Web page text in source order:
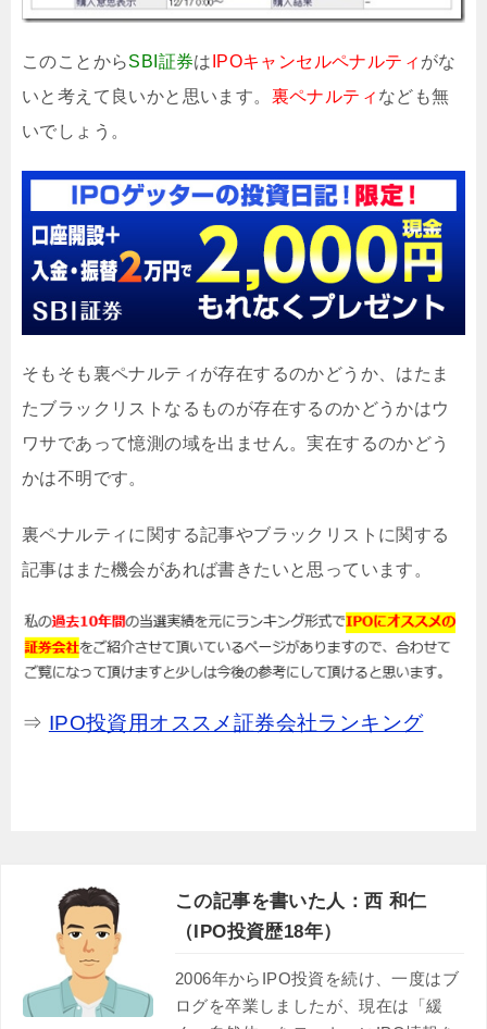
このことからSBI証券は IPOキャンセルペナルティ がな
いと考えて良いかと思います。 裏ペナルティ なども無
いでしょう。
そもそも裏ペナルティが存在するのかどうか、はたま
たブラックリストなるものが存在するのかどうかはウ
ワサであって憶測の域を出ません。実在するのかどう
かは不明です。
裏ペナルティに関する記事やブラックリストに関する
記事はまた機会があれば書きたいと思っています。
⇒ IPO投資用オススメ証券会社ランキング
この記事を書いた人：西 和仁
（IPO投資歴18年）
2006年からIPO投資を続け、一度はブ
ログを卒業しましたが、現在は「緩